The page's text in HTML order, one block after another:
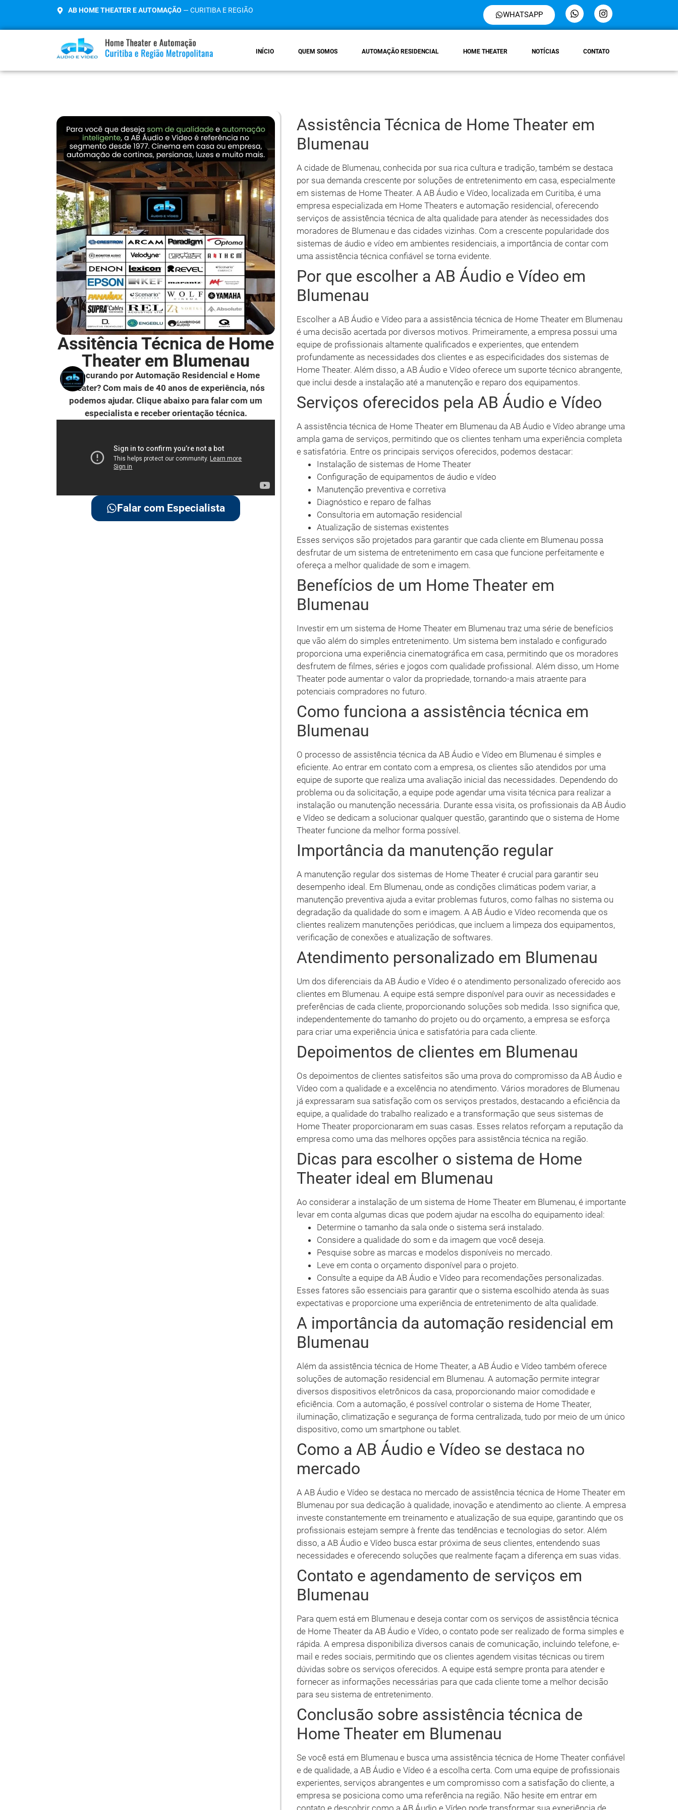
AB HOME THEATER E AUTOMAÇÃO — CURITIBA E REGIÃO WHATSAPP
INÍCIO QUEM SOMOS AUTOMAÇÃO RESIDENCIAL HOME THEATER NOTÍCIAS CONTATO
Assitência Técnica de Home
Theater em Blumenau
Procurando por Automação Residencial e Home
Theater? Com mais de 40 anos de experiência, nós
podemos ajudar. Clique abaixo para falar com um
especialista e receber orientação técnica.
Falar com Especialista
Assistência Técnica de Home Theater em
Blumenau
A cidade de Blumenau, conhecida por sua rica cultura e tradição, também se destaca
por sua demanda crescente por soluções de entretenimento em casa, especialmente
em sistemas de Home Theater. A AB Áudio e Vídeo, localizada em Curitiba, é uma
empresa especializada em Home Theaters e automação residencial, oferecendo
serviços de assistência técnica de alta qualidade para atender às necessidades dos
moradores de Blumenau e das cidades vizinhas. Com a crescente popularidade dos
sistemas de áudio e vídeo em ambientes residenciais, a importância de contar com
uma assistência técnica confiável se torna evidente.
Por que escolher a AB Áudio e Vídeo em
Blumenau
Escolher a AB Áudio e Vídeo para a assistência técnica de Home Theater em Blumenau
é uma decisão acertada por diversos motivos. Primeiramente, a empresa possui uma
equipe de profissionais altamente qualificados e experientes, que entendem
profundamente as necessidades dos clientes e as especificidades dos sistemas de
Home Theater. Além disso, a AB Áudio e Vídeo oferece um suporte técnico abrangente,
que inclui desde a instalação até a manutenção e reparo dos equipamentos.
Serviços oferecidos pela AB Áudio e Vídeo
A assistência técnica de Home Theater em Blumenau da AB Áudio e Vídeo abrange uma
ampla gama de serviços, permitindo que os clientes tenham uma experiência completa
e satisfatória. Entre os principais serviços oferecidos, podemos destacar:
Instalação de sistemas de Home Theater
Configuração de equipamentos de áudio e vídeo
Manutenção preventiva e corretiva
Diagnóstico e reparo de falhas
Consultoria em automação residencial
Atualização de sistemas existentes
Esses serviços são projetados para garantir que cada cliente em Blumenau possa
desfrutar de um sistema de entretenimento em casa que funcione perfeitamente e
ofereça a melhor qualidade de som e imagem.
Benefícios de um Home Theater em
Blumenau
Investir em um sistema de Home Theater em Blumenau traz uma série de benefícios
que vão além do simples entretenimento. Um sistema bem instalado e configurado
proporciona uma experiência cinematográfica em casa, permitindo que os moradores
desfrutem de filmes, séries e jogos com qualidade profissional. Além disso, um Home
Theater pode aumentar o valor da propriedade, tornando-a mais atraente para
potenciais compradores no futuro.
Como funciona a assistência técnica em
Blumenau
O processo de assistência técnica da AB Áudio e Vídeo em Blumenau é simples e
eficiente. Ao entrar em contato com a empresa, os clientes são atendidos por uma
equipe de suporte que realiza uma avaliação inicial das necessidades. Dependendo do
problema ou da solicitação, a equipe pode agendar uma visita técnica para realizar a
instalação ou manutenção necessária. Durante essa visita, os profissionais da AB Áudio
e Vídeo se dedicam a solucionar qualquer questão, garantindo que o sistema de Home
Theater funcione da melhor forma possível.
Importância da manutenção regular
A manutenção regular dos sistemas de Home Theater é crucial para garantir seu
desempenho ideal. Em Blumenau, onde as condições climáticas podem variar, a
manutenção preventiva ajuda a evitar problemas futuros, como falhas no sistema ou
degradação da qualidade do som e imagem. A AB Áudio e Vídeo recomenda que os
clientes realizem manutenções periódicas, que incluem a limpeza dos equipamentos,
verificação de conexões e atualização de softwares.
Atendimento personalizado em Blumenau
Um dos diferenciais da AB Áudio e Vídeo é o atendimento personalizado oferecido aos
clientes em Blumenau. A equipe está sempre disponível para ouvir as necessidades e
preferências de cada cliente, proporcionando soluções sob medida. Isso significa que,
independentemente do tamanho do projeto ou do orçamento, a empresa se esforça
para criar uma experiência única e satisfatória para cada cliente.
Depoimentos de clientes em Blumenau
Os depoimentos de clientes satisfeitos são uma prova do compromisso da AB Áudio e
Vídeo com a qualidade e a excelência no atendimento. Vários moradores de Blumenau
já expressaram sua satisfação com os serviços prestados, destacando a eficiência da
equipe, a qualidade do trabalho realizado e a transformação que seus sistemas de
Home Theater proporcionaram em suas casas. Esses relatos reforçam a reputação da
empresa como uma das melhores opções para assistência técnica na região.
Dicas para escolher o sistema de Home
Theater ideal em Blumenau
Ao considerar a instalação de um sistema de Home Theater em Blumenau, é importante
levar em conta algumas dicas que podem ajudar na escolha do equipamento ideal:
Determine o tamanho da sala onde o sistema será instalado.
Considere a qualidade do som e da imagem que você deseja.
Pesquise sobre as marcas e modelos disponíveis no mercado.
Leve em conta o orçamento disponível para o projeto.
Consulte a equipe da AB Áudio e Vídeo para recomendações personalizadas.
Esses fatores são essenciais para garantir que o sistema escolhido atenda às suas
expectativas e proporcione uma experiência de entretenimento de alta qualidade.
A importância da automação residencial em
Blumenau
Além da assistência técnica de Home Theater, a AB Áudio e Vídeo também oferece
soluções de automação residencial em Blumenau. A automação permite integrar
diversos dispositivos eletrônicos da casa, proporcionando maior comodidade e
eficiência. Com a automação, é possível controlar o sistema de Home Theater,
iluminação, climatização e segurança de forma centralizada, tudo por meio de um único
dispositivo, como um smartphone ou tablet.
Como a AB Áudio e Vídeo se destaca no
mercado
A AB Áudio e Vídeo se destaca no mercado de assistência técnica de Home Theater em
Blumenau por sua dedicação à qualidade, inovação e atendimento ao cliente. A empresa
investe constantemente em treinamento e atualização de sua equipe, garantindo que os
profissionais estejam sempre à frente das tendências e tecnologias do setor. Além
disso, a AB Áudio e Vídeo busca estar próxima de seus clientes, entendendo suas
necessidades e oferecendo soluções que realmente façam a diferença em suas vidas.
Contato e agendamento de serviços em
Blumenau
Para quem está em Blumenau e deseja contar com os serviços de assistência técnica
de Home Theater da AB Áudio e Vídeo, o contato pode ser realizado de forma simples e
rápida. A empresa disponibiliza diversos canais de comunicação, incluindo telefone, e-
mail e redes sociais, permitindo que os clientes agendem visitas técnicas ou tirem
dúvidas sobre os serviços oferecidos. A equipe está sempre pronta para atender e
fornecer as informações necessárias para que cada cliente tome a melhor decisão
para seu sistema de entretenimento.
Conclusão sobre assistência técnica de
Home Theater em Blumenau
Se você está em Blumenau e busca uma assistência técnica de Home Theater confiável
e de qualidade, a AB Áudio e Vídeo é a escolha certa. Com uma equipe de profissionais
experientes, serviços abrangentes e um compromisso com a satisfação do cliente, a
empresa se posiciona como uma referência na região. Não hesite em entrar em
contato e descobrir como a AB Áudio e Vídeo pode transformar sua experiência de